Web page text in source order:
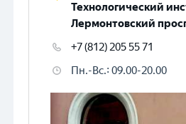
Технологический
Лермонтовский
+7 (812) 205 55 71
Пн.-Вс.: 09.00-20.00